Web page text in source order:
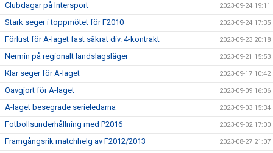
Clubdagar på Intersport 2023-09-24 19:11
Stark seger i toppmötet för F2010 2023-09-24 17:35
Förlust för A-laget fast säkrat div. 4-kontrakt 2023-09-23 20:18
Nermin på regionalt landslagsläger 2023-09-21 15:53
Klar seger för A-laget 2023-09-17 10:42
Oavgjort för A-laget 2023-09-09 16:06
A-laget besegrade serieledarna 2023-09-03 15:34
Fotbollsunderhållning med P2016 2023-09-02 17:00
Framgångsrik matchhelg av F2012/2013 2023-08-27 21:07